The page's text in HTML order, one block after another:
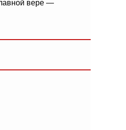
вере —